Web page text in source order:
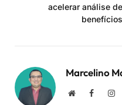
acelerar análise de
benefícios
Marcelino
Site Facebook